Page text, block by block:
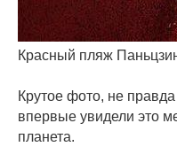
Красный пляж
Крутое фото, не
впервые увидели это
планета.